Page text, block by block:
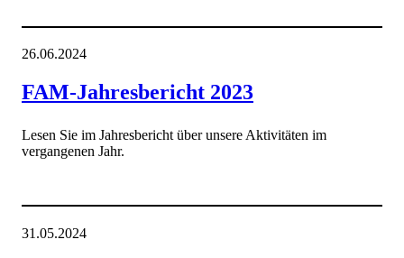
26.06.2024
FAM-Jahresbericht 2023
Lesen Sie im Jahresbericht über unsere Aktivitäten im
vergangenen Jahr.
31.05.2024